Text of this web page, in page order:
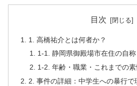
目次
1. 高橋祐介とは何者か？
1-1. 静岡県御殿場市在住の自称
1-2. 年齢・職業・これまでの素
2. 事件の詳細：中学生への暴行で